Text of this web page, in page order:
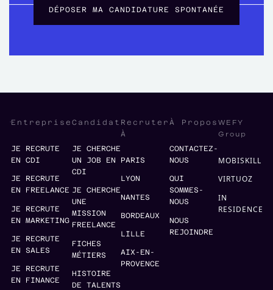
DÉPOSER MA CANDIDATURE SPONTANÉE
Entreprise
JE RECRUTE
EN CDI
JE RECRUTE
EN FREELANCE
JE RECRUTE
EN MARKETING
JE RECRUTE
EN SALES
JE RECRUTE
EN FINANCE
Candidat
JE CHERCHE
UN JOB EN
CDI
JE CHERCHE
UNE
MISSION
FREELANCE
FICHES
MÉTIERS
HISTOIRE
DE TALENTS
Recruter
À
PARIS
LYON
NANTES
BORDEAUX
LILLE
AIX-EN-
PROVENCE
À Propos
CONTACTEZ-
NOUS
QUI
SOMMES-
NOUS
NOUS
REJOINDRE
WEFY
Group
MOBISKILL
VIRTUOZ
IN
RESIDENCE